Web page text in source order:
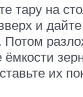
тару на
и
Потом
ёмкости
их